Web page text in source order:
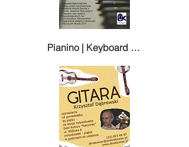
Pianino | Keyboard | Flet